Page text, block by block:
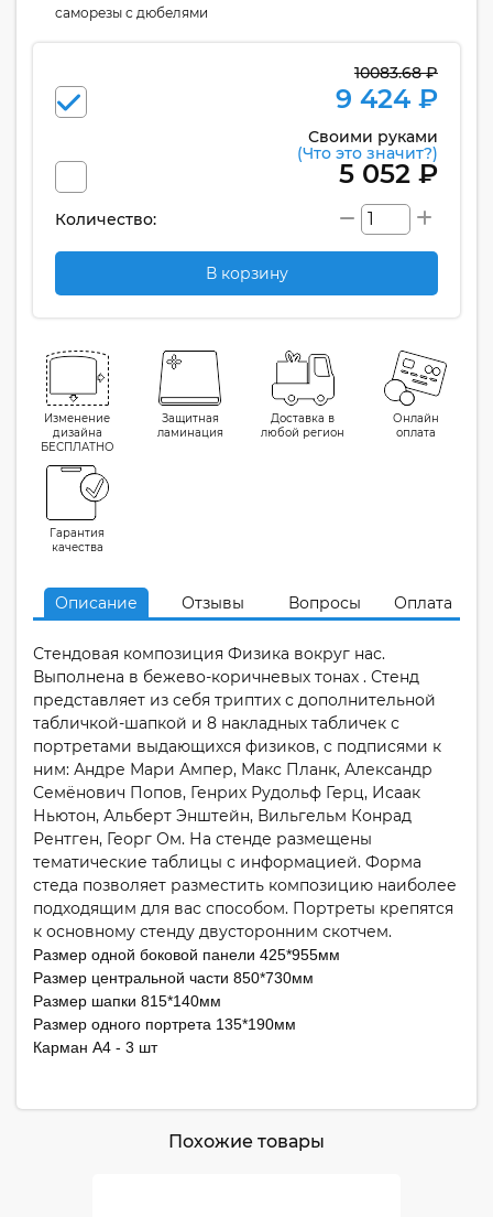
cаморезы с дюбелями
10083.68 ₽
9 424 ₽
Своими руками
(Что это значит?)
5 052 ₽
Количество:
В корзину
Изменение
дизайна
БЕСПЛАТНО
Защитная
ламинация
Доставка в
любой регион
Онлайн
оплата
Гарантия
качества
Описание Отзывы Вопросы Оплата
Стендовая композиция Физика вокруг нас.
Выполнена в бежево-коричневых тонах . Стенд
представляет из себя триптих с дополнительной
табличкой-шапкой и 8 накладных табличек с
портретами выдающихся физиков, с подписями к
ним: Андре Мари Ампер, Макс Планк, Александр
Семёнович Попов, Генрих Рудольф Герц, Исаак
Ньютон, Альберт Энштейн, Вильгельм Конрад
Рентген, Георг Ом. На стенде размещены
тематические таблицы с информацией. Форма
стеда позволяет разместить композицию наиболее
подходящим для вас способом. Портреты крепятся
к основному стенду двусторонним скотчем.
Размер одной боковой панели 425*955мм
Размер центральной части 850*730мм
Размер шапки 815*140мм
Размер одного портрета 135*190мм
Карман А4 - 3 шт
Похожие товары